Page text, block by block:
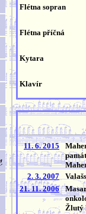
Flétna sopran
Flétna příčná
Kytara
Klavír
11. 6. 2015
2. 3. 2007
21. 11. 2006
Žlutý